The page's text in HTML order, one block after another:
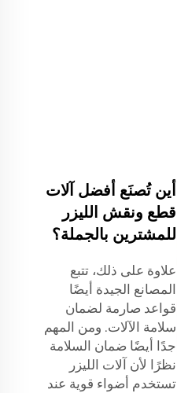
أين تُصنَع أفضل آلات
قطع ونقش الليزر
للمشترين بالجملة؟
علاوة على ذلك، تتبع
المصانع الجيدة أيضًا
قواعد صارمة لضمان
سلامة الآلات. ومن المهم
جدًا أيضًا ضمان السلامة
نظرًا لأن آلات الليزر
تستخدم أضواء قوية عند